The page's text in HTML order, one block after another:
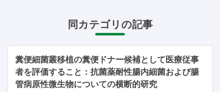
同カテゴリの記事
糞便細菌叢移植の糞便ドナー候補として医療従事
者を評価すること：抗菌薬耐性腸内細菌および腸
管病原性微生物についての横断的研究